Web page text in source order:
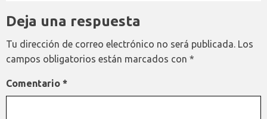
Deja una respuesta
Tu dirección de correo electrónico no será publicada. Los
campos obligatorios están marcados con *
Comentario *